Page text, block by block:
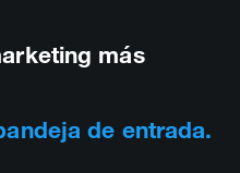
más
de entrada.